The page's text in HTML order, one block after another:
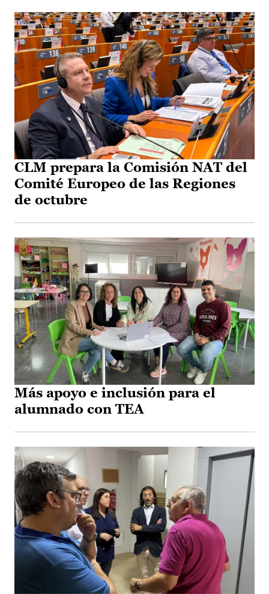
CLM prepara la Comisión NAT del
Comité Europeo de las Regiones
de octubre
Más apoyo e inclusión para el
alumnado con TEA